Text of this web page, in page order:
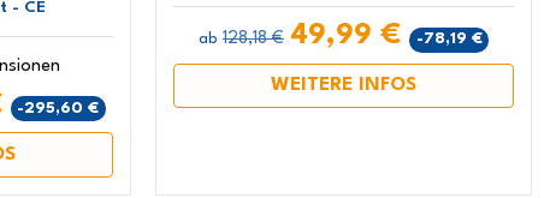
- CE
-295,60 €
ab 128,18 € 49,99 € -78,19 €
WEITERE INFOS